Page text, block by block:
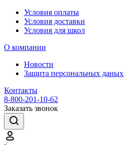
Условия оплаты
Условия доставки
Условия для школ
О компании
Новости
Защита персональных даных
Контакты
8-800-201-10-62
Заказать звонок